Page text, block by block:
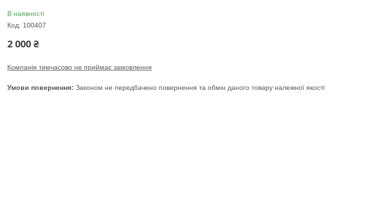
В наявності
Код: 100407
2 000 ₴
Компанія тимчасово не приймає замовлення
Законом не передбачено повернення та обмін даного товару належної якості